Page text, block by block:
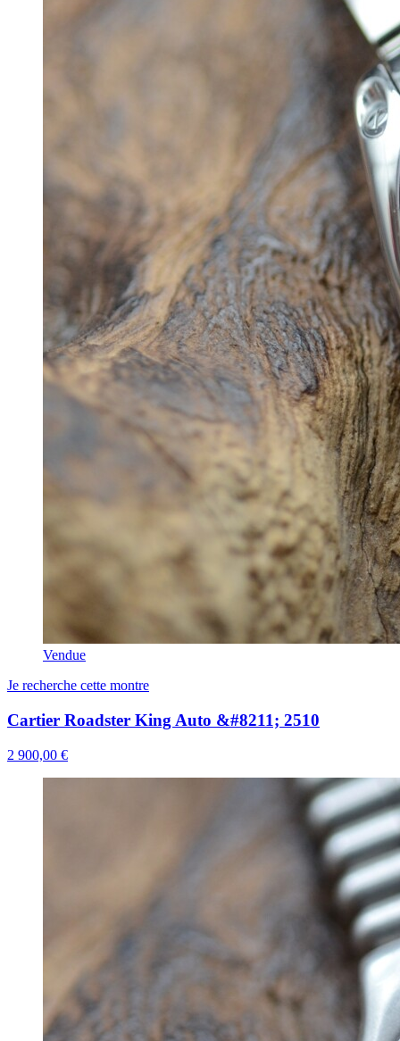
Vendue
Je recherche cette montre
Cartier Roadster King Auto &#8211; 2510
2 900,00 €